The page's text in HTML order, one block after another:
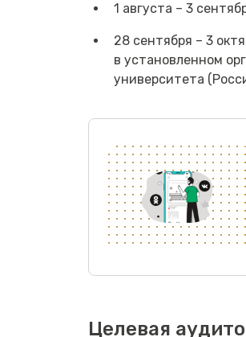
1 августа – 3
28 сентября – 3
в установленном
университета
Целевая